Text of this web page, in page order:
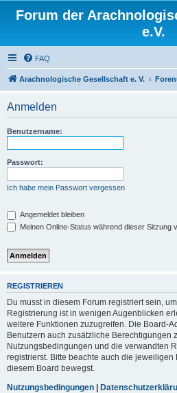
Forum der
e.V.
FAQ
Arachnologische Gesellschaft e. V.
Anmelden
Benutzername:
Passwort:
Ich habe mein Passwort vergessen
Angemeldet bleiben
Meinen Online-Status während dieser Sitzung
REGISTRIEREN
Du musst in diesem Forum registriert sein,
Registrierung ist in wenigen Augenblicken
weitere Funktionen zuzugreifen. Die Board-
Benutzern auch zusätzliche Berechtigungen
Nutzungsbedingungen und die verwandten
registrierst. Bitte beachte auch die
diesem Board bewegst.
Nutzungsbedingungen |